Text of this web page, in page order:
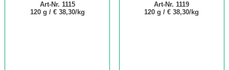
Art-Nr. 1115
120 g / € 38,30/kg
Art-Nr. 1119
120 g /€ 38,30/kg